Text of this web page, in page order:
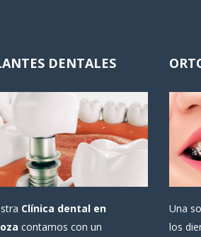
DENTALES
Clínica dental en
contamos con un
Una
los